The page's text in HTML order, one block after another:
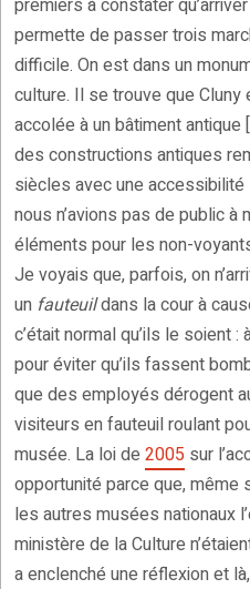
premiers à constater
permette de passer trois
difficile. On est dans un
culture. Il se trouve que
accolée à un bâtiment
des constructions antiques
siècles avec une
nous n’avions pas de public
éléments pour les non-
Je voyais que, parfois, on
un fauteuildans la cour à
c’était normal qu’ils le soient
pour éviter qu’ils fassent
que des employés dérogent
visiteurs en fauteuil roulant
musée. La loi de 2005 sur
opportunité parce que, même
les autres musées nationaux
ministère de la Culture
a enclenché une réflexion et